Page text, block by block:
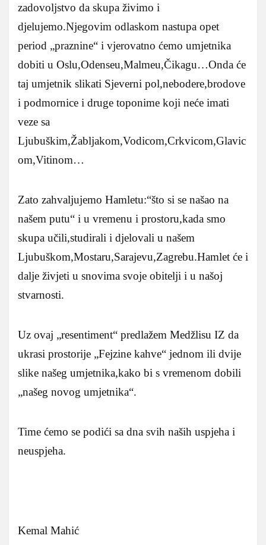
zadovoljstvo da skupa živimo i
djelujemo.Njegovim odlaskom nastupa opet
period „praznine“ i vjerovatno ćemo umjetnika
dobiti u Oslu,Odenseu,Malmeu,Čikagu…Onda će
taj umjetnik slikati Sjeverni pol,nebodere,brodove
i podmornice i druge toponime koji neće imati
veze sa
Ljubuškim,Žabljakom,Vodicom,Crkvicom,Glavic
om,Vitinom…
Zato zahvaljujemo Hamletu:“što si se našao na
našem putu“ i u vremenu i prostoru,kada smo
skupa učili,studirali i djelovali u našem
Ljubuškom,Mostaru,Sarajevu,Zagrebu.Hamlet će i
dalje živjeti u snovima svoje obitelji i u našoj
stvarnosti.
Uz ovaj „resentiment“ predlažem Medžlisu IZ da
ukrasi prostorije „Fejzine kahve“ jednom ili dvije
slike našeg umjetnika,kako bi s vremenom dobili
„našeg novog umjetnika“.
Time ćemo se podići sa dna svih naših uspjeha i
neuspjeha.
Kemal Mahić